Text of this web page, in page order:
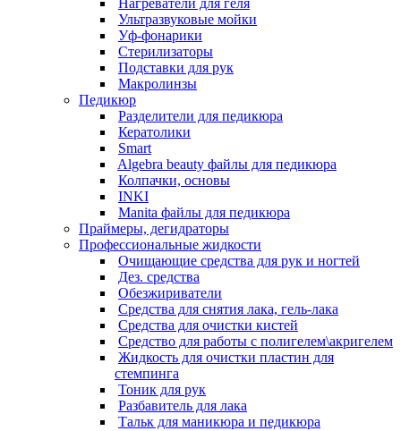
Нагреватели для геля
Ультразвуковые мойки
Уф-фонарики
Стерилизаторы
Подставки для рук
Макролинзы
Педикюр
Разделители для педикюра
Кератолики
Smart
Algebra beauty файлы для педикюра
Колпачки, основы
INKI
Manita файлы для педикюра
Праймеры, дегидраторы
Профессиональные жидкости
Очищающие средства для рук и ногтей
Дез. средства
Обезжириватели
Средства для снятия лака, гель-лака
Средства для очистки кистей
Средство для работы с полигелем\акригелем
Жидкость для очистки пластин для
стемпинга
Тоник для рук
Разбавитель для лака
Тальк для маникюра и педикюра